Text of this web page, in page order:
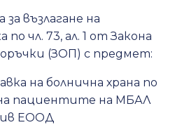
възлагане на
чл. 73, ал. 1 от Закона
(ЗОП) с предмет:
на болнична храна по
пациентите на МБАЛ
ЕООД